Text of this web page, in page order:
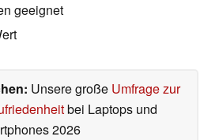
geeignet
Unsere große Umfrage zur
bei Laptops und
2026